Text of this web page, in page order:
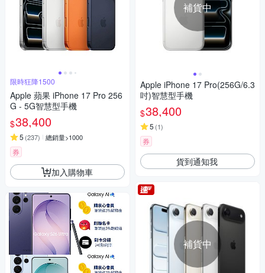
限時狂降1500
Apple 蘋果 iPhone 17 Pro 256
G - 5G智慧型手機
$38,400
5 (237) 總銷量>1000
券
加入購物車
補貨中
Apple iPhone 17 Pro(256G/6.3
吋)智慧型手機
$38,400
5 (1)
券
貨到通知我
補貨中